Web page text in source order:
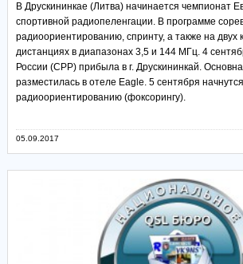
В Друскининкае (Литва) начинается чемпионат
спортивной радиопеленгации. В программе
радиоориентированию, спринту, а также на двух
дистанциях в диапазонах 3,5 и 144 МГц. 4
России (СРР) прибыла в г. Друскининкай.
разместилась в отеле Eagle. 5 сентября
радиоориентированию (фоксорингу).
05.09.2017